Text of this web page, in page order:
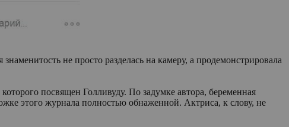
не просто разделась на камеру, а продемонстрировала
посвящен Голливуду. По задумке автора, беременная
этого журнала полностью обнаженной. Актриса, к слову, не